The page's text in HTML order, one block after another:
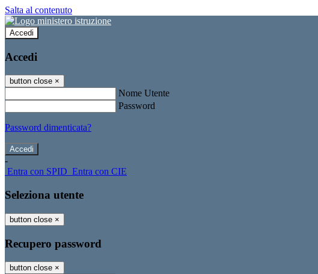
Salta al contenuto
Accedi
Accedi
button close ×
Nome Utente
Password
Password dimenticata?
-
Entra con SPID Entra con CIE
Seleziona utente
button close ×
Recupero password
button close ×